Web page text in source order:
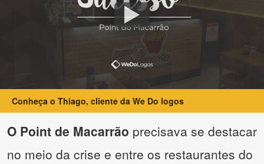
Conheça o Thiago, cliente da We Do logos
O Point de Macarrão precisava se destacar
no meio da crise e entre os restaurantes do